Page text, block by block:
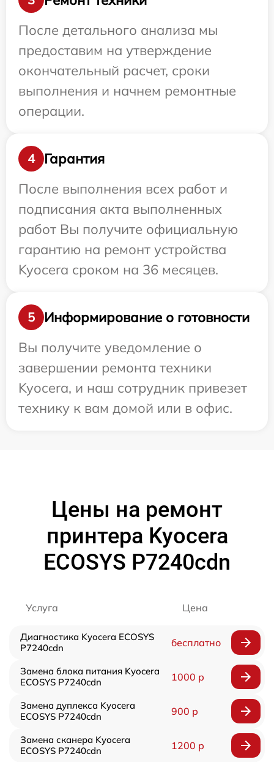
После детального анализа мы
предоставим на утверждение
окончательный расчет, сроки
выполнения и начнем ремонтные
операции.
4
Гарантия
После выполнения всех работ и
подписания акта выполненных
работ Вы получите официальную
гарантию на ремонт устройства
Kyocera сроком на 36 месяцев.
5
Информирование о готовности
Вы получите уведомление о
завершении ремонта техники
Kyocera, и наш сотрудник привезет
технику к вам домой или в офис.
Цены на ремонт
принтера Kyocera
ECOSYS P7240cdn
Услуга Цена
Диагностика Kyocera ECOSYS
P7240cdn
бесплатно
Замена блока питания Kyocera
ECOSYS P7240cdn
1000 р
Замена дуплекса Kyocera
ECOSYS P7240cdn
900 р
Замена сканера Kyocera
ECOSYS P7240cdn
1200 р